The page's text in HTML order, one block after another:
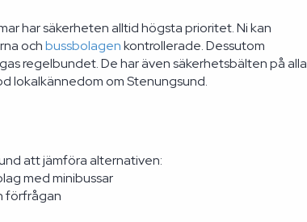
har säkerheten alltid högsta prioritet. Ni kan
ochbussbolagenkontrollerade. Dessutom
regelbundet. De har även säkerhetsbälten på alla
lokalkännedom om Stenungsund.
att jämföra alternativen:
med minibussar
förfrågan